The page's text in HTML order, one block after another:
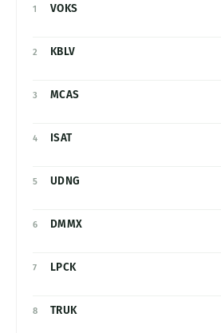
1 VOKS
2 KBLV
3 MCAS
4 ISAT
5 UDNG
6 DMMX
7 LPCK
8 TRUK